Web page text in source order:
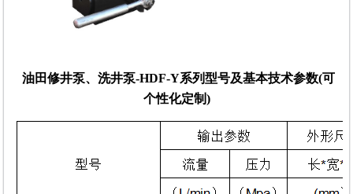
油田修井泵、洗井泵-HDF-Y系列型号及基本技术参数(可
个性化定制)